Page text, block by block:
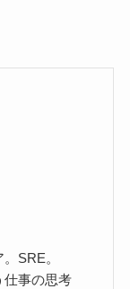
SRE。
仕事の思考